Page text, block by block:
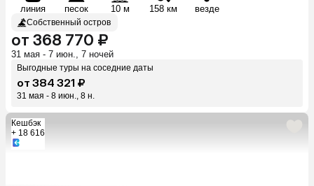
линия песок 10 м 158 км везде
Собственный остров
от 368 770 ₽
31 мая - 7 июн., 7 ночей
Выгодные туры на соседние даты
от 384 321 ₽
31 мая - 8 июн., 8 н.
Кешбэк
+ 18 616